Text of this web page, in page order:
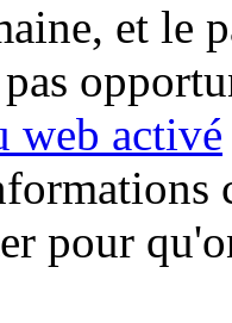
et le
web activé
pour